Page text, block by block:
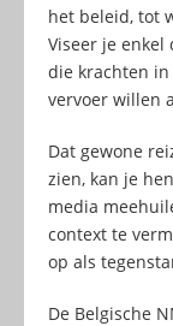
het beleid, tot
Viseer je enkel
die krachten
vervoer willen
Dat gewone
zien, kan je
media
context te
op als
De Belgische